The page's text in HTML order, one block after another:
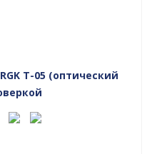
T-05 (оптический